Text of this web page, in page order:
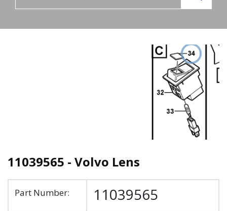
11039565 - Volvo Lens
Part Number: 11039565